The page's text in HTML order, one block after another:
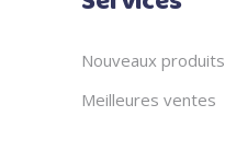
Nouveaux produits
Meilleures ventes